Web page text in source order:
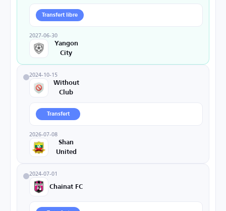
Transfert libre
2027-06-30
Yangon
City
2024-10-15
Without
Club
Transfert
2026-07-08
Shan
United
2024-07-01
Chainat FC